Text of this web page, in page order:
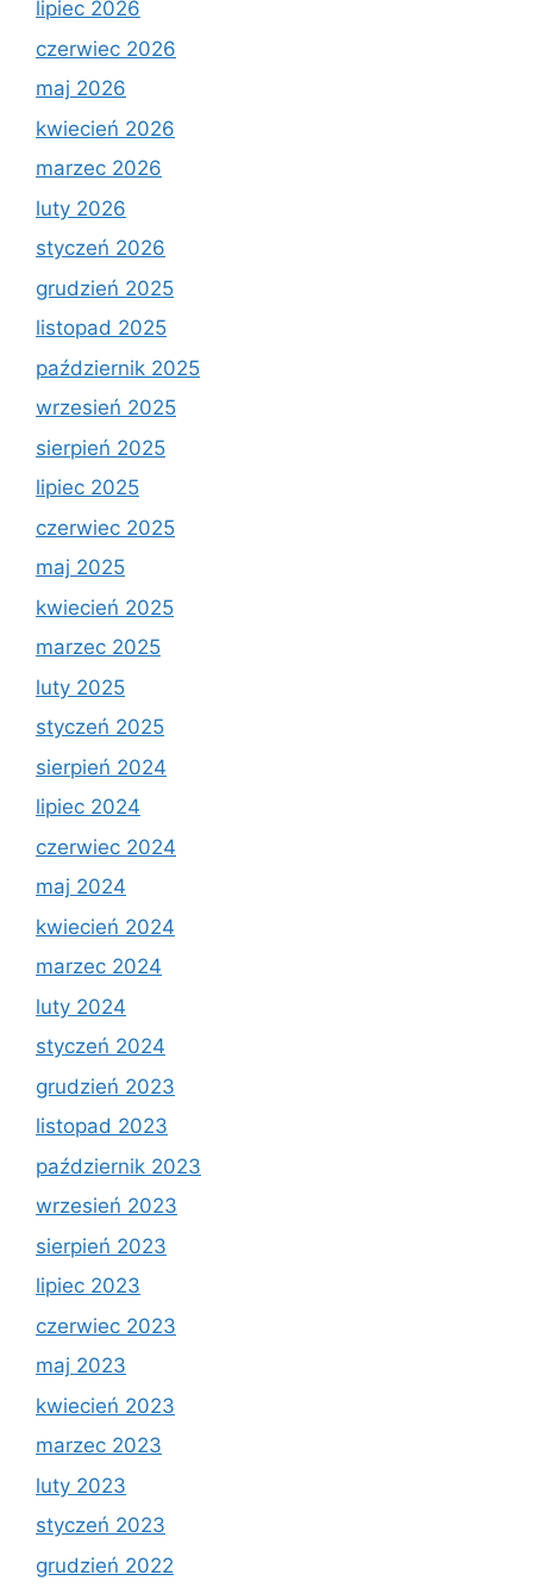
lipiec 2026
czerwiec 2026
maj 2026
kwiecień 2026
marzec 2026
luty 2026
styczeń 2026
grudzień 2025
listopad 2025
październik 2025
wrzesień 2025
sierpień 2025
lipiec 2025
czerwiec 2025
maj 2025
kwiecień 2025
marzec 2025
luty 2025
styczeń 2025
sierpień 2024
lipiec 2024
czerwiec 2024
maj 2024
kwiecień 2024
marzec 2024
luty 2024
styczeń 2024
grudzień 2023
listopad 2023
październik 2023
wrzesień 2023
sierpień 2023
lipiec 2023
czerwiec 2023
maj 2023
kwiecień 2023
marzec 2023
luty 2023
styczeń 2023
grudzień 2022